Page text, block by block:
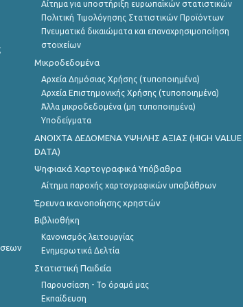
Αίτημα για υποστήριξη ευρωπαϊκών στατιστικών
Πολιτική Τιμολόγησης Στατιστικών Προϊόντων
Πνευματικά δικαιώματα και επαναχρησιμοποίηση
στοιχείων
Μικροδεδομένα
Αρχεία Δημόσιας Χρήσης (τυποποιημένα)
Αρχεία Επιστημονικής Χρήσης (τυποποιημένα)
Άλλα μικροδεδομένα (μη τυποποιημένα)
Υποδείγματα
ANOIXTA ΔΕΔΟΜΕΝΑ ΥΨΗΛΗΣ ΑΞΙΑΣ (HIGH VALUE
DATA)
Ψηφιακά Χαρτογραφικά Υπόβαθρα
Αίτημα παροχής χαρτογραφικών υποβάθρων
Έρευνα ικανοποίησης χρηστών
Βιβλιοθήκη
Κανονισμός λειτουργίας
Ενημερωτικά Δελτία
Στατιστική Παιδεία
Παρουσίαση - Το όραμά μας
Εκπαίδευση